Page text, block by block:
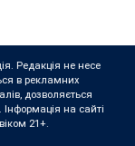
Редакція не несе
в рекламних
дозволяється
на сайті
21+.